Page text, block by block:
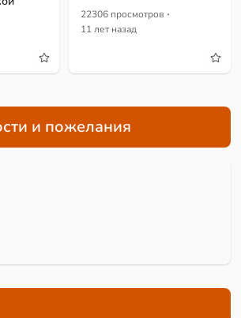
22306 просмотров ·
11 лет назад
и пожелания